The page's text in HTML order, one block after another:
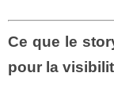
Ce que le
pour la